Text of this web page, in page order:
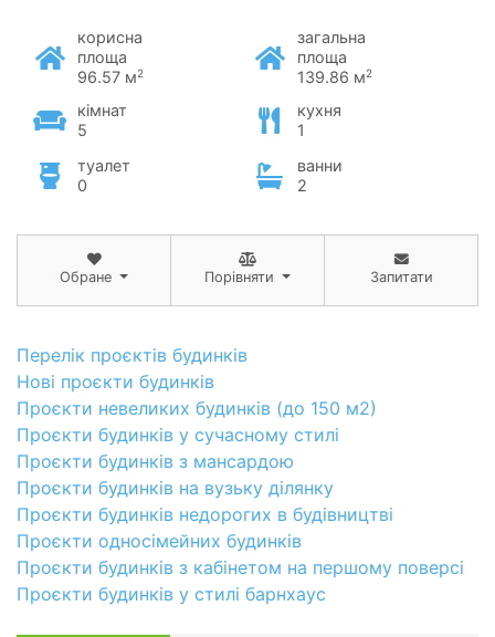
корисна
площа
96.57 м2
загальна
площа
139.86 м2
кімнат
5
кухня
1
туалет
0
ванни
2
Обране Порівняти Запитати
Перелік проєктів будинків
Нові проєкти будинків
Проєкти невеликих будинків (до 150 м2)
Проєкти будинків у сучасному стилі
Проєкти будинків з мансардою
Проєкти будинків на вузьку ділянку
Проєкти будинків недорогих в будівництві
Проєкти односімейних будинків
Проєкти будинків з кабінетом на першому поверсі
Проєкти будинків у стилі барнхаус